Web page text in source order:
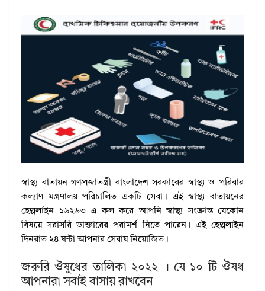
স্বাস্থ্য বাতায়ন গণপ্রজাতন্ত্রী বাংলাদেশ সরকারের স্বাস্থ্য ও পরিবার
কল্যাণ মন্ত্রণালয় পরিচালিত একটি সেবা। এই স্বাস্থ্য বাতায়নের
হেল্পলাইন ১৬২৬৩ এ কল করে আপনি স্বাস্থ্য সংক্রান্ত যেকোন
বিষয়ে সরাসরি ডাক্তারের পরামর্শ নিতে পারেন। এই হেল্পলাইন
দিনরাত ২৪ ঘন্টা আপনার সেবায় নিয়োজিত।
জরুরি ঔষুধের তালিকা ২০২২ । যে ১০ টি ঔষধ
আপনারা সবাই বাসায় রাখবেন